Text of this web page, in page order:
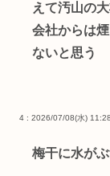
えて汚山の
会社からは
ないと思う
4 : 2026/07/08(水)
梅干に水が